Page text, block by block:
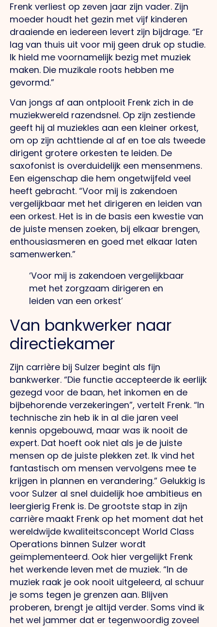
Frenk verliest op zeven jaar zijn vader. Zijn
moeder houdt het gezin met vijf kinderen
draaiende en iedereen levert zijn bijdrage. “Er
lag van thuis uit voor mij geen druk op studie.
Ik hield me voornamelijk bezig met muziek
maken. Die muzikale roots hebben me
gevormd.”
Van jongs af aan ontplooit Frenk zich in de
muziekwereld razendsnel. Op zijn zestiende
geeft hij al muziekles aan een kleiner orkest,
om op zijn achttiende al af en toe als tweede
dirigent grotere orkesten te leiden. De
saxofonist is overduidelijk een mensenmens.
Een eigenschap die hem ongetwijfeld veel
heeft gebracht. “Voor mij is zakendoen
vergelijkbaar met het dirigeren en leiden van
een orkest. Het is in de basis een kwestie van
de juiste mensen zoeken, bij elkaar brengen,
enthousiasmeren en goed met elkaar laten
samenwerken.”
‘Voor mij is zakendoen vergelijkbaar
met het zorgzaam dirigeren en
leiden van een orkest’
Van bankwerker naar
directiekamer
Zijn carrière bij Sulzer begint als fijn
bankwerker. “Die functie accepteerde ik eerlijk
gezegd voor de baan, het inkomen en de
bijbehorende verzekeringen”, vertelt Frenk. “In
technische zin heb ik in al die jaren veel
kennis opgebouwd, maar was ik nooit de
expert. Dat hoeft ook niet als je de juiste
mensen op de juiste plekken zet. Ik vind het
fantastisch om mensen vervolgens mee te
krijgen in plannen en verandering.” Gelukkig is
voor Sulzer al snel duidelijk hoe ambitieus en
leergierig Frenk is. De grootste stap in zijn
carrière maakt Frenk op het moment dat het
wereldwijde kwaliteitsconcept World Class
Operations binnen Sulzer wordt
geïmplementeerd. Ook hier vergelijkt Frenk
het werkende leven met de muziek. “In de
muziek raak je ook nooit uitgeleerd, al schuur
je soms tegen je grenzen aan. Blijven
proberen, brengt je altijd verder. Soms vind ik
het wel jammer dat er tegenwoordig zoveel